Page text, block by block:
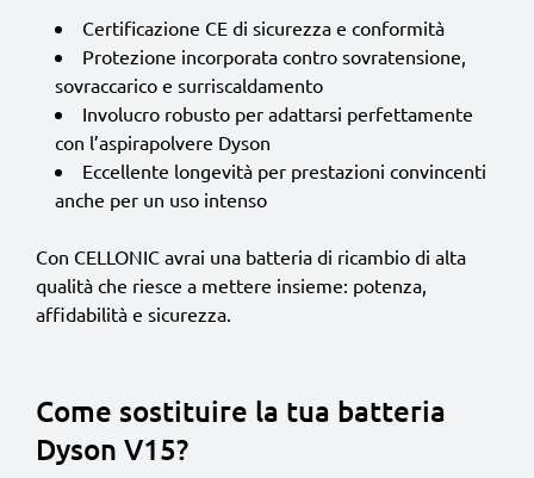
Certificazione CE di sicurezza e conformità
Protezione incorporata contro sovratensione,
sovraccarico e surriscaldamento
Involucro robusto per adattarsi perfettamente
con l’aspirapolvere Dyson
Eccellente longevità per prestazioni convincenti
anche per un uso intenso
Con CELLONIC avrai una batteria di ricambio di alta
qualità che riesce a mettere insieme: potenza,
affidabilità e sicurezza.
Come sostituire la tua batteria
Dyson V15?